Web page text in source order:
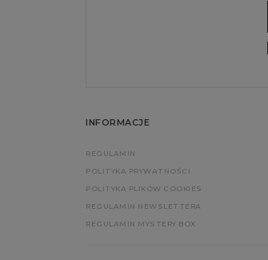
INFORMACJE
REGULAMIN
POLITYKA PRYWATNOŚCI
POLITYKA PLIKÓW COOKIES
REGULAMIN NEWSLETTERA
REGULAMIN MYSTERY BOX